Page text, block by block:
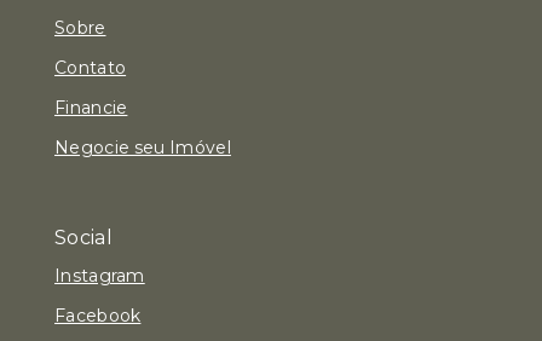
Sobre
Contato
Financie
Negocie seu Imóvel
Social
Instagram
Facebook